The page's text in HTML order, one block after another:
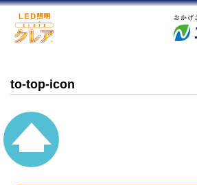
to-top-icon